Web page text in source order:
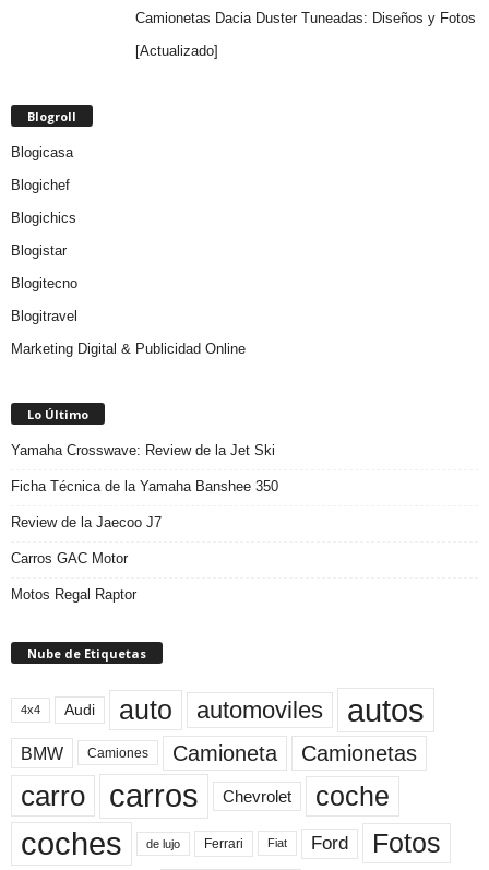
Camionetas Dacia Duster Tuneadas: Diseños y Fotos
[Actualizado]
Blogroll
Blogicasa
Blogichef
Blogichics
Blogistar
Blogitecno
Blogitravel
Marketing Digital & Publicidad Online
Lo Último
Yamaha Crosswave: Review de la Jet Ski
Ficha Técnica de la Yamaha Banshee 350
Review de la Jaecoo J7
Carros GAC Motor
Motos Regal Raptor
Nube de Etiquetas
4x4 Audi auto automoviles autos
BMW Camiones Camioneta Camionetas
carro carros Chevrolet coche
coches de lujo Ferrari Fiat Ford Fotos